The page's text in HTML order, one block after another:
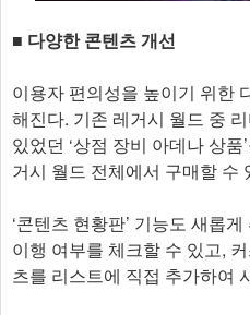
​■ ​다양한 콘텐츠 개선
이용자 편의성을 높이기 위한
해진다. 기존 레거시 월드 중
있었던 ‘상점 장비 아데나 상
거시 월드 전체에서 구매할 수
‘콘텐츠 현황판’ 기능도 새롭
이행 여부를 체크할 수 있고,
츠를 리스트에 직접 추가하여